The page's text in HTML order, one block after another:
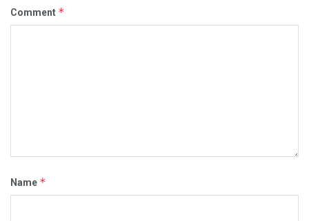
Comment *
Name *